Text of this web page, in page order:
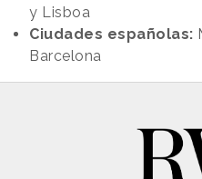
y Lisboa
Ciudades españolas:
Barcelona